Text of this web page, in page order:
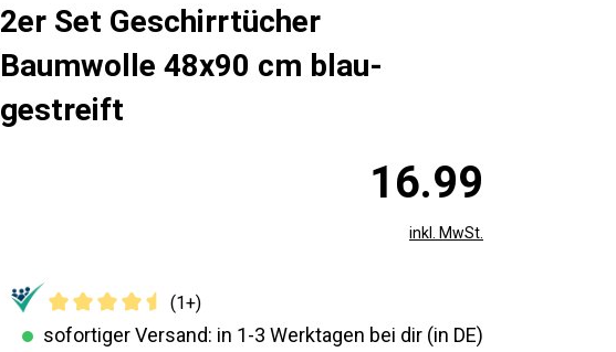
2er Set Geschirrtücher
Baumwolle 48x90 cm blau-
gestreift
16.99
inkl. MwSt.
(1+)
sofortiger Versand: in 1-3 Werktagen bei dir (in DE)